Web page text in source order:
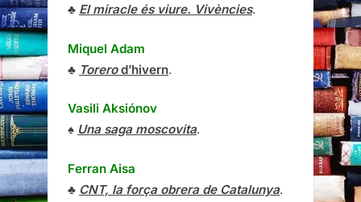
♣ El miracle és viure. Vivències.
Miquel Adam
♣ Torerod’hivern.
Vasili Aksiónov
♠ Una saga moscovita.
Ferran Aisa
♣ CNT, la força obrera de Catalunya.